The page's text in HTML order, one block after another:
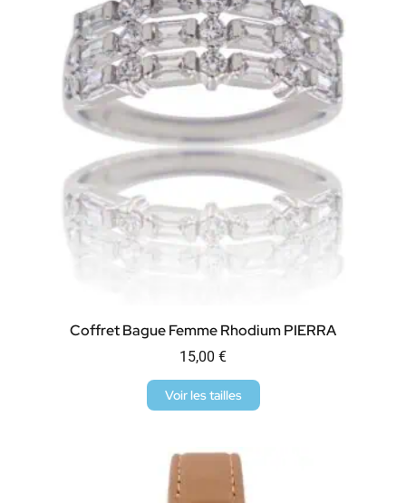
Coffret Bague Femme Rhodium PIERRA
15,00 €
Voir les tailles